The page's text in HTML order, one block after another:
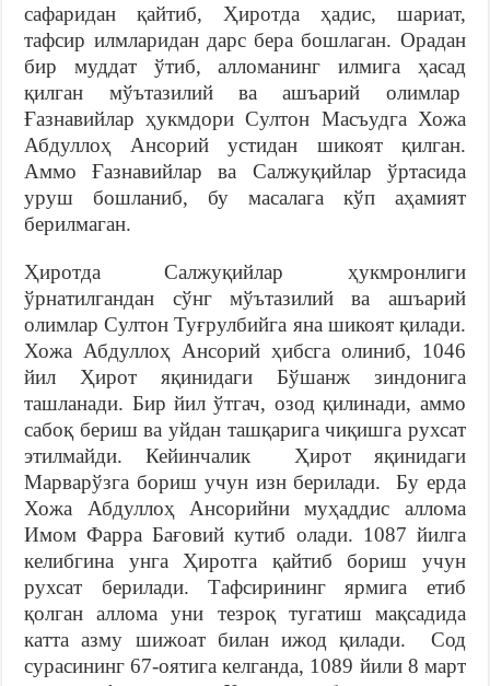
сафаридан қайтиб, Ҳиротда ҳадис, шариат,
тафсир илмларидан дарс бера бошлаган. Орадан
бир муддат ўтиб, алломанинг илмига ҳасад
қилган мўътазилий ва ашъарий олимлар
Ғазнавийлар ҳукмдори Султон Масъудга Хожа
Абдуллоҳ Ансорий устидан шикоят қилган.
Аммо Ғазнавийлар ва Салжуқийлар ўртасида
уруш бошланиб, бу масалага кўп аҳамият
берилмаган.
Ҳиротда Салжуқийлар ҳукмронлиги
ўрнатилгандан сўнг мўътазилий ва ашъарий
олимлар Султон Туғрулбийга яна шикоят қилади.
Хожа Абдуллоҳ Ансорий ҳибсга олиниб, 1046
йил Ҳирот яқинидаги Бўшанж зиндонига
ташланади. Бир йил ўтгач, озод қилинади, аммо
сабоқ бериш ва уйдан ташқарига чиқишга рухсат
этилмайди. Кейинчалик Ҳирот яқинидаги
Марварўзга бориш учун изн берилади. Бу ерда
Хожа Абдуллоҳ Ансорийни муҳаддис аллома
Имом Фарра Бағовий кутиб олади. 1087 йилга
келибгина унга Ҳиротга қайтиб бориш учун
рухсат берилади. Тафсирининг ярмига етиб
қолган аллома уни тезроқ тугатиш мақсадида
катта азму шижоат билан ижод қилади. Сод
сурасининг 67-оятига келганда, 1089 йили 8 март